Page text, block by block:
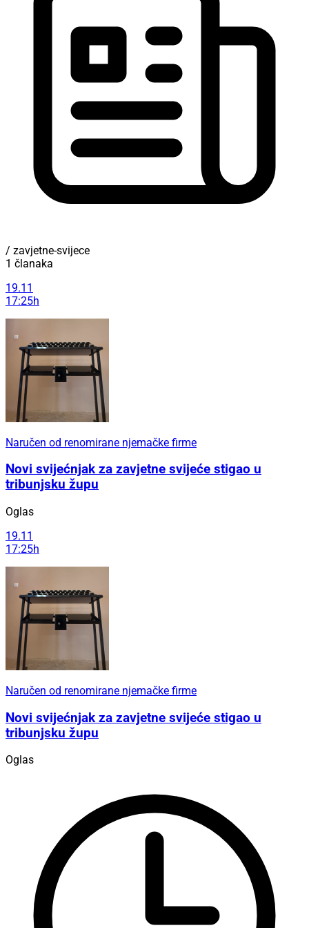
/ zavjetne-svijece
1 članaka
19.11
17:25h
Naručen od renomirane njemačke firme
Novi svijećnjak za zavjetne svijeće stigao u
tribunjsku župu
Oglas
19.11
17:25h
Naručen od renomirane njemačke firme
Novi svijećnjak za zavjetne svijeće stigao u
tribunjsku župu
Oglas